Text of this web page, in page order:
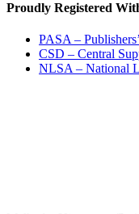
Proudly Registered
PASA –
CSD – Central
NLSA – National